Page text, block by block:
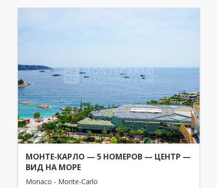
МОНТЕ-КАРЛО — 5 НОМЕРОВ — ЦЕНТР —
ВИД НА МОРЕ
Monaco - Monte-Carlo